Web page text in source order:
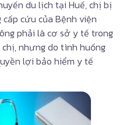
du lịch tại Huế, chị bị
cứu của Bệnh viện
phải là cơ sở y tế trong
nhưng do tình huống
lợi bảo hiểm y tế